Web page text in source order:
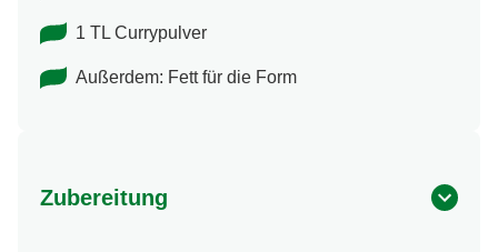
1 TL Currypulver
Außerdem: Fett für die Form
Zubereitung